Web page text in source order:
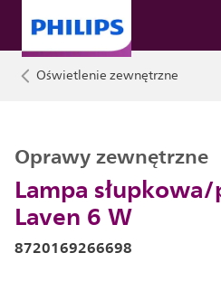
Oświetlenie zewnętrzne
Lampa
Laven 6 W
Oprawy zewnętrzne
8720169266698